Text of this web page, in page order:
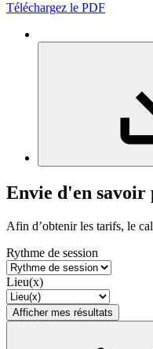
Téléchargez le PDF
Envie d'en savoir
Afin d’obtenir les tarifs, le
Rythme de session
Lieu(x)
Afficher mes résultats